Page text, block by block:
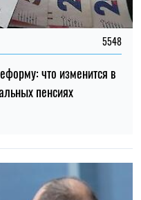
вокруг реформ армии,
войны – интервью NYT